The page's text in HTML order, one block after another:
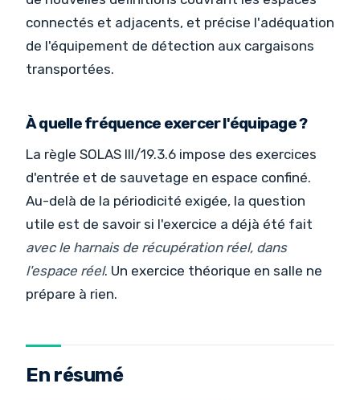
connectés et adjacents, et précise l'adéquation
de l'équipement de détection aux cargaisons
transportées.
À quelle fréquence exercer l'équipage ?
La règle SOLAS III/19.3.6 impose des exercices
d'entrée et de sauvetage en espace confiné.
Au-delà de la périodicité exigée, la question
utile est de savoir si l'exercice a déjà été fait
avec le harnais de récupération réel, dans
l'espace réel. Un exercice théorique en salle ne
prépare à rien.
En résumé